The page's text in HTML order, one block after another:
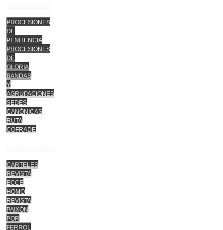
PROCESIONES
DE
PENITENCIA
PROCESIONES
DE
GLORIA
BANDAS
Y
AGRUPACIONES
SEDES
CANÓNICAS
RUTA
COFRADE
CARTELES
REVISTA
ECCE
HOMO
REVISTA
PAIXÓN
POR
FERROL